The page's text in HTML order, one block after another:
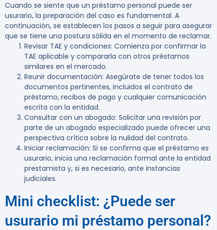
Cuando se siente que un préstamo personal puede ser
usurario, la preparación del caso es fundamental. A
continuación, se establecen los pasos a seguir para asegurar
que se tiene una postura sólida en el momento de reclamar.
Revisar TAE y condiciones: Comienza por confirmar la
TAE aplicable y compararla con otros préstamos
similares en el mercado.
Reunir documentación: Asegúrate de tener todos los
documentos pertinentes, incluidos el contrato de
préstamo, recibos de pago y cualquier comunicación
escrita con la entidad.
Consultar con un abogado: Solicitar una revisión por
parte de un abogado especializado puede ofrecer una
perspectiva crítica sobre la nulidad del contrato.
Iniciar reclamación: Si se confirma que el préstamo es
usurario, inicia una reclamación formal ante la entidad
prestamista y, si es necesario, ante instancias
judiciales.
Mini checklist: ¿Puede ser
usurario mi préstamo personal?